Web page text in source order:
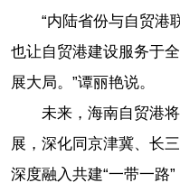
“内陆省份与自贸港
也让自贸港建设服务于
展大局。”谭丽艳说。
未来，海南自贸港
展，深化同京津冀、长
深度融入共建“一带一路